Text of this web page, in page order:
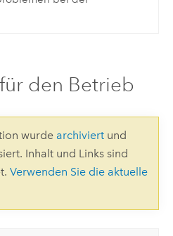
den Betrieb
wurde archiviertund
Inhalt und Links sind
Verwenden Sie die aktuelle